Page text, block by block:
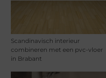
Scandinavisch interieur
combineren met een pvc-vloer
in Brabant